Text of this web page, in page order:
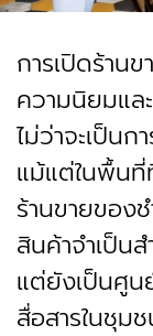
การเปิดร้าน
ความนิยมแล
ไม่ว่าจะเป็น
แม้แต่ในพื้นที่
ร้านขายของ
สินค้าจำเป็น
แต่ยังเป็นศูน
สื่อสารในชุม